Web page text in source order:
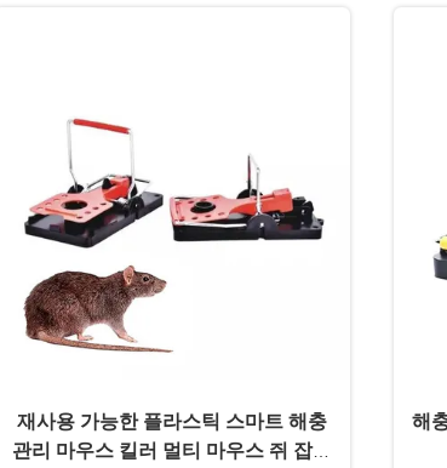
재사용 가능한 플라스틱 스마트 해충
관리 마우스 킬러 멀티 마우스 쥐 잡기
해